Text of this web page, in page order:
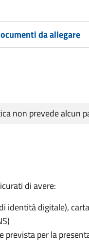
da allegare
non prevede alcun
di avere:
identità digitale),
per la